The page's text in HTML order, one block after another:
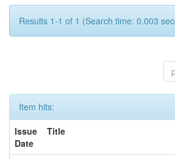
Results 1-1 of 1 (Search time: 0.003
Item hits:
Issue
Date
Title